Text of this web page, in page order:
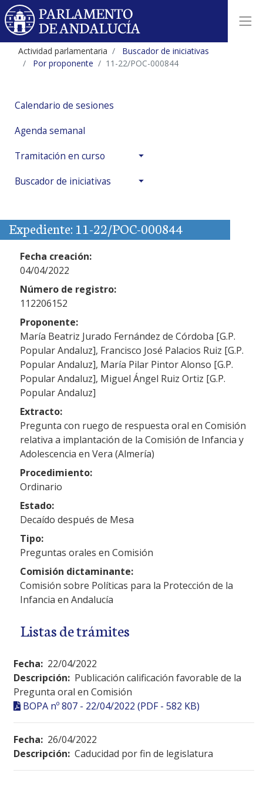
Actividad parlamentaria
Buscador de iniciativas
Por proponente
11-22/POC-000844
Calendario de sesiones
Agenda semanal
Tramitación en curso
Buscador de iniciativas
Expediente: 11-22/POC-000844
Fecha creación:
04/04/2022
Número de registro:
112206152
Proponente:
María Beatriz Jurado Fernández de Córdoba [G.P.
Popular Andaluz], Francisco José Palacios Ruiz [G.P.
Popular Andaluz], María Pilar Pintor Alonso [G.P.
Popular Andaluz], Miguel Ángel Ruiz Ortiz [G.P.
Popular Andaluz]
Extracto:
Pregunta con ruego de respuesta oral en Comisión
relativa a implantación de la Comisión de Infancia y
Adolescencia en Vera (Almería)
Procedimiento:
Ordinario
Estado:
Decaído después de Mesa
Tipo:
Preguntas orales en Comisión
Comisión dictaminante:
Comisión sobre Políticas para la Protección de la
Infancia en Andalucía
Listas de trámites
Fecha: 22/04/2022
Descripción: Publicación calificación favorable de la
Pregunta oral en Comisión
BOPA nº 807 - 22/04/2022 (PDF - 582 KB)
Fecha: 26/04/2022
Descripción: Caducidad por fin de legislatura